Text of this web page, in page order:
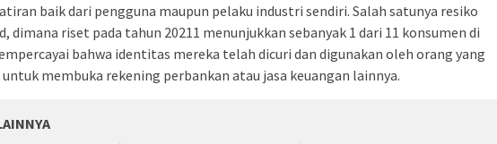
baik dari pengguna maupun pelaku industri sendiri. Salah satunya resiko
dimana riset pada tahun 20211 menunjukkan sebanyak 1 dari 11 konsumen di
bahwa identitas mereka telah dicuri dan digunakan oleh orang yang
membuka rekening perbankan atau jasa keuangan lainnya.